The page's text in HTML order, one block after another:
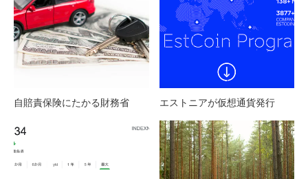
自賠責保険にたかる財務省 エストニアが仮想通貨発行